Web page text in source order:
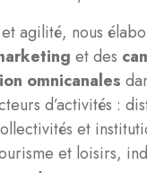
agilité, nous
et des
omnicanales
d’activités :
et
et loisirs,